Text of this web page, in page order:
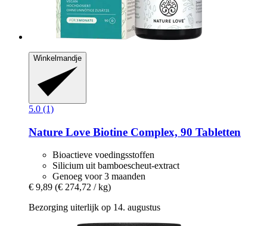
Winkelmandje
5.0 (1)
Nature Love Biotine Complex, 90 Tabletten
Bioactieve voedingsstoffen
Silicium uit bamboescheut-extract
Genoeg voor 3 maanden
€ 9,89 (€ 274,72 / kg)
Bezorging uiterlijk op 14. augustus